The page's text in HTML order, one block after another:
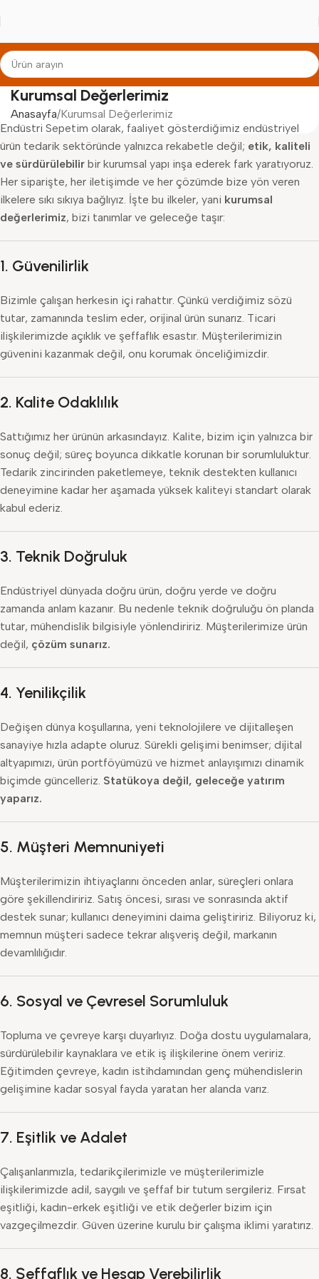
Kurumsal Değerlerimiz
Anasayfa Kurumsal Değerlerimiz
Endüstri Sepetim olarak, faaliyet gösterdiğimiz endüstriyel
ürün tedarik sektöründe yalnızca rekabetle değil; etik, kaliteli
ve sürdürülebilir bir kurumsal yapı inşa ederek fark yaratıyoruz.
Her siparişte, her iletişimde ve her çözümde bize yön veren
ilkelere sıkı sıkıya bağlıyız. İşte bu ilkeler, yani kurumsal
değerlerimiz, bizi tanımlar ve geleceğe taşır:
1. Güvenilirlik
Bizimle çalışan herkesin içi rahattır. Çünkü verdiğimiz sözü
tutar, zamanında teslim eder, orijinal ürün sunarız. Ticari
ilişkilerimizde açıklık ve şeffaflık esastır. Müşterilerimizin
güvenini kazanmak değil, onu korumak önceliğimizdir.
2. Kalite Odaklılık
Sattığımız her ürünün arkasındayız. Kalite, bizim için yalnızca bir
sonuç değil; süreç boyunca dikkatle korunan bir sorumluluktur.
Tedarik zincirinden paketlemeye, teknik destekten kullanıcı
deneyimine kadar her aşamada yüksek kaliteyi standart olarak
kabul ederiz.
3. Teknik Doğruluk
Endüstriyel dünyada doğru ürün, doğru yerde ve doğru
zamanda anlam kazanır. Bu nedenle teknik doğruluğu ön planda
tutar, mühendislik bilgisiyle yönlendiririz. Müşterilerimize ürün
değil, çözüm sunarız.
4. Yenilikçilik
Değişen dünya koşullarına, yeni teknolojilere ve dijitalleşen
sanayiye hızla adapte oluruz. Sürekli gelişimi benimser; dijital
altyapımızı, ürün portföyümüzü ve hizmet anlayışımızı dinamik
biçimde güncelleriz. Statükoya değil, geleceğe yatırım
yaparız.
5. Müşteri Memnuniyeti
Müşterilerimizin ihtiyaçlarını önceden anlar, süreçleri onlara
göre şekillendiririz. Satış öncesi, sırası ve sonrasında aktif
destek sunar; kullanıcı deneyimini daima geliştiririz. Biliyoruz ki,
memnun müşteri sadece tekrar alışveriş değil, markanın
devamlılığıdır.
6. Sosyal ve Çevresel Sorumluluk
Topluma ve çevreye karşı duyarlıyız. Doğa dostu uygulamalara,
sürdürülebilir kaynaklara ve etik iş ilişkilerine önem veririz.
Eğitimden çevreye, kadın istihdamından genç mühendislerin
gelişimine kadar sosyal fayda yaratan her alanda varız.
7. Eşitlik ve Adalet
Çalışanlarımızla, tedarikçilerimizle ve müşterilerimizle
ilişkilerimizde adil, saygılı ve şeffaf bir tutum sergileriz. Fırsat
eşitliği, kadın-erkek eşitliği ve etik değerler bizim için
vazgeçilmezdir. Güven üzerine kurulu bir çalışma iklimi yaratırız.
8. Şeffaflık ve Hesap Verebilirlik